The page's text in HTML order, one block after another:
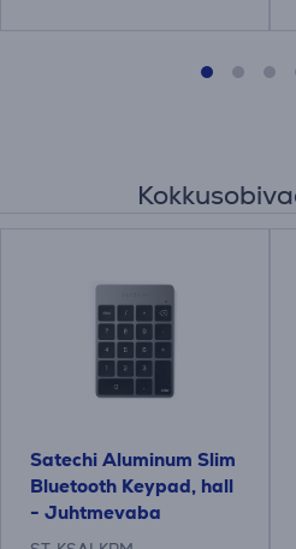
Satechi Aluminum Slim
Bluetooth Keypad, hall
- Juhtmevaba
numbriklaviatuur